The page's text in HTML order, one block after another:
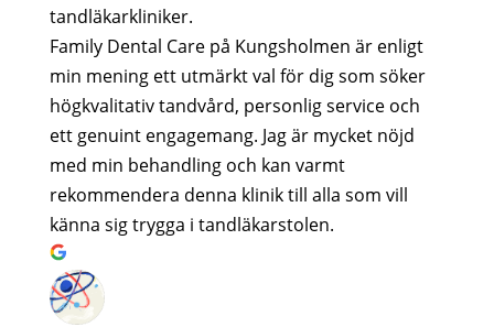
tandläkarkliniker.
Family Dental Care på Kungsholmen är enligt
min mening ett utmärkt val för dig som söker
högkvalitativ tandvård, personlig service och
ett genuint engagemang. Jag är mycket nöjd
med min behandling och kan varmt
rekommendera denna klinik till alla som vill
känna sig trygga i tandläkarstolen.